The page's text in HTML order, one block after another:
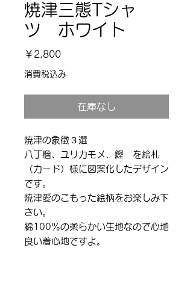
焼津三態Tシャ
ツ ホワイト
￥2,800価
格
消費税込み
在庫なし
焼津の象徴３選
八丁櫓、ユリカモメ、鰹 を絵札
（カード）様に図案化したデザイン
です。
焼津愛のこもった絵柄をお楽しみ下
さい。
綿100％の柔らかい生地なので心地
良い着心地ですよ。